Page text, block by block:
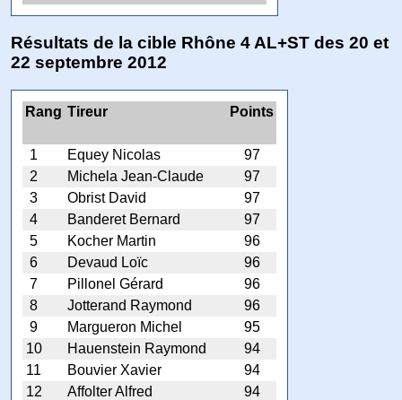
Résultats de la cible Rhône 4 AL+ST des 20 et
22 septembre 2012
Rang Tireur Points
1 Equey Nicolas
97
2
Michela Jean-Claude
97
3
Obrist David
97
4
Banderet Bernard
97
5
Kocher Martin
96
6
Devaud Loïc
96
7
Pillonel Gérard
96
8
Jotterand Raymond
96
9
Margueron Michel
95
10
Hauenstein Raymond
94
11
Bouvier Xavier
94
12
Affolter Alfred
94